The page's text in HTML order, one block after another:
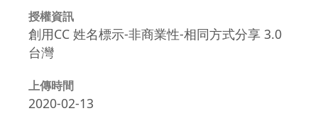
授權資訊
創用CC 姓名標示-非商業性-相同方式分享 3.0
台灣
上傳時間
2020-02-13